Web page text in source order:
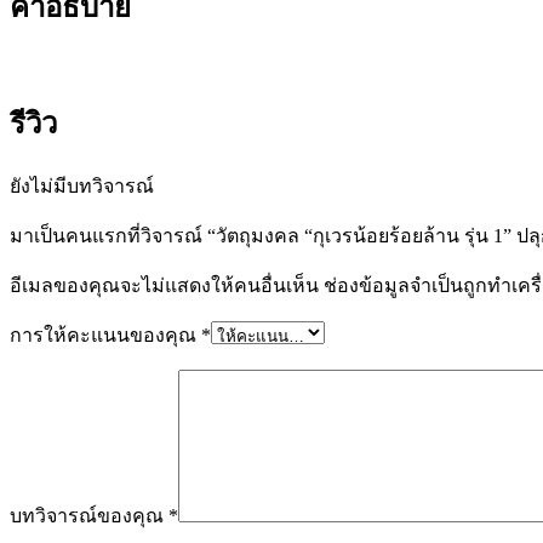
รุ่น
โดย
ปู่
เณร
ชิ้น
คำอธิบาย
รีวิว
ยังไม่มีบทวิจารณ์
มาเป็นคนแรกที่วิจารณ์ “วัตถุมงคล “กุเวรน้อยร้อยล้าน รุ่น 1” ป
อีเมลของคุณจะไม่แสดงให้คนอื่นเห็น ช่องข้อมูลจำเป็นถูกทำเค
การให้คะแนนของคุณ *
บทวิจารณ์ของคุณ *